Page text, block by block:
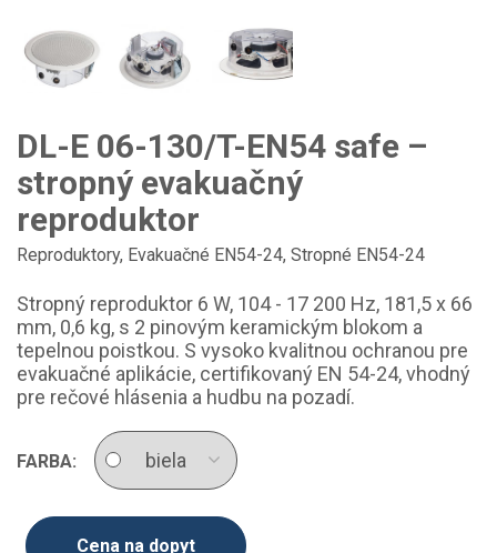
DL-E 06-130/T-EN54 safe –
stropný evakuačný
reproduktor
Reproduktory, Evakuačné EN54-24, Stropné EN54-24
Stropný reproduktor 6 W, 104 - 17 200 Hz, 181,5 x 66
mm, 0,6 kg, s 2 pinovým keramickým blokom a
tepelnou poistkou. S vysoko kvalitnou ochranou pre
evakuačné aplikácie, certifikovaný EN 54-24, vhodný
pre rečové hlásenia a hudbu na pozadí.
FARBA:
Cena na dopyt